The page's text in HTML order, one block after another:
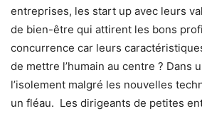
entreprises, les start up avec leurs
de bien-être qui attirent les bons
concurrence car leurs
de mettre l’humain au centre ? Dans
l’isolement malgré les nouvelles
un fléau. Les dirigeants de petites